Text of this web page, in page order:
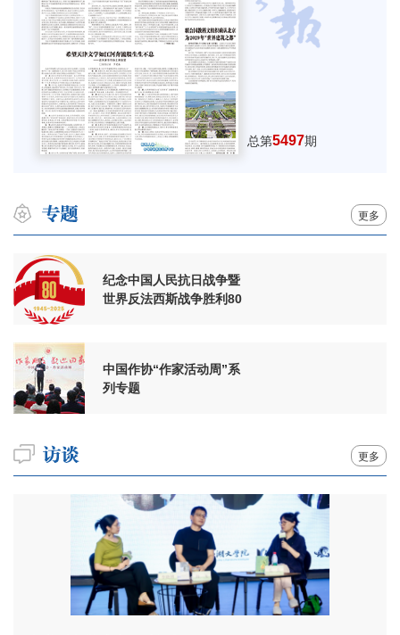
总第5497期
更多
纪念中国人民抗日战争暨
世界反法西斯战争胜利80
中国作协“作家活动周”系
列专题
更多